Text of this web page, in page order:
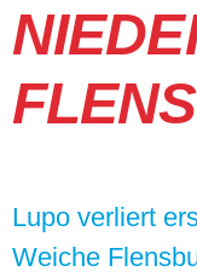
Lupo verliert
Weiche